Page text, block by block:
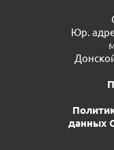
Юр.
данных